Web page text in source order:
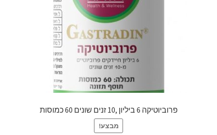
פרוביוטיקה 6 ביליון ,10 זנים שונים 60 כמוסות
מבצע!